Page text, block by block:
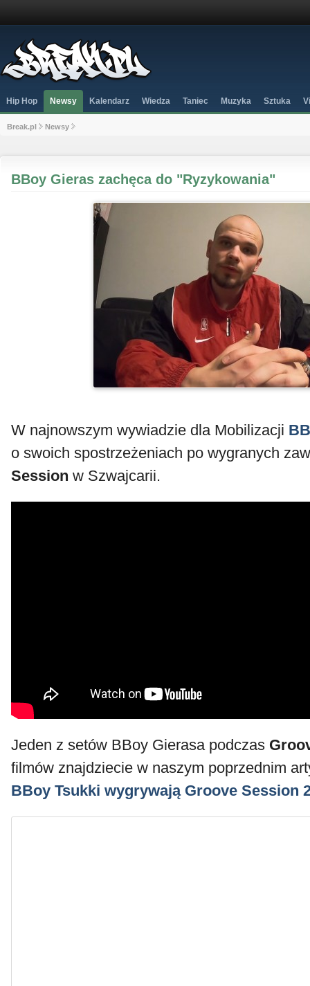
Hip Hop Newsy Kalendarz Wiedza Taniec Muzyka Sztuka
Break.pl Newsy
BBoy Gieras zachęca do "Ryzykowania"
W najnowszym wywiadzie dla Mobilizacji
o swoich spostrzeżeniach po wygranych
Session w Szwajcarii.
Jeden z setów BBoy Gierasa podczas
filmów znajdziecie w naszym poprzednim
BBoy Tsukki wygrywają Groove Session